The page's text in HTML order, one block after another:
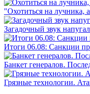
"Охотиться на лучника,
Загадочный звук
Итоги 06.08: Санкции
Банкет генералов.
Грязные технологии.